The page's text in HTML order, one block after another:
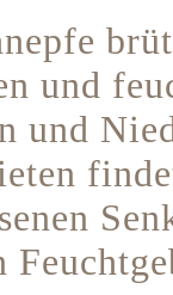
und
und